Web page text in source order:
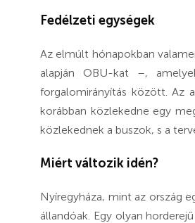
Fedélzeti egységek
Az elmúlt hónapokban
alapján OBU-kat –,
forgalomirányítás között. Az
korábban közlekedne egy
közlekednek a buszok, s a
Miért változik idén?
Nyíregyháza, mint az ország
állandóak. Egy olyan